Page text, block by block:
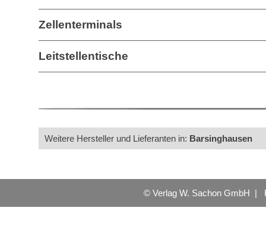
Zellenterminals
Leitstellentische
Weitere Hersteller und Lieferanten in: Barsinghausen
© Verlag W. Sachon GmbH |